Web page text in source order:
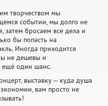
творчеством мы
событии, мы долго не
затем бросаем все дела и
бы попасть на
Иногда приходится
не дешевы и
ещё один шанс.
выставку — куда душа
вам просто не